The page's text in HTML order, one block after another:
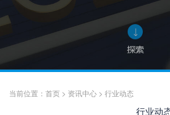
当前位置： 首页 > 资讯中心 > 行业动态
行业动